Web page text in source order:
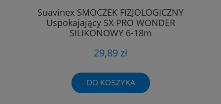
Suavinex SMOCZEK FIZJOLOGICZNY
Uspokajający SX PRO WONDER
SILIKONOWY 6-18m
29,89 zł
DO KOSZYKA